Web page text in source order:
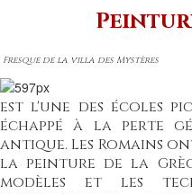
Fresquede la villa des Mystères
est l'une des écoles
échappé à la perte
antique. Les Romains
la peinture de la
modèles et les